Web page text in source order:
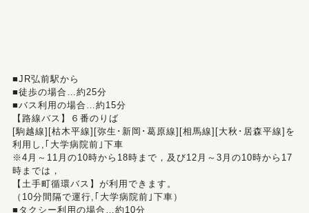
■JR弘前駅から
■徒歩の場合…約25分
■バス利用の場合…約15分
【路線バス】６番のりば
[駒越線][枯木平線][弥生･新岡･葛原線][相馬線][大秋･居森平線]を
利用し,｢大学病院前｣下車
※4月～11月の10時から18時まで，及び12月～3月の10時から17
時までは，
【土手町循環バス】が利用できます。
（10分間隔で運行,｢大学病院前｣下車）
■タクシー利用の場合…約10分